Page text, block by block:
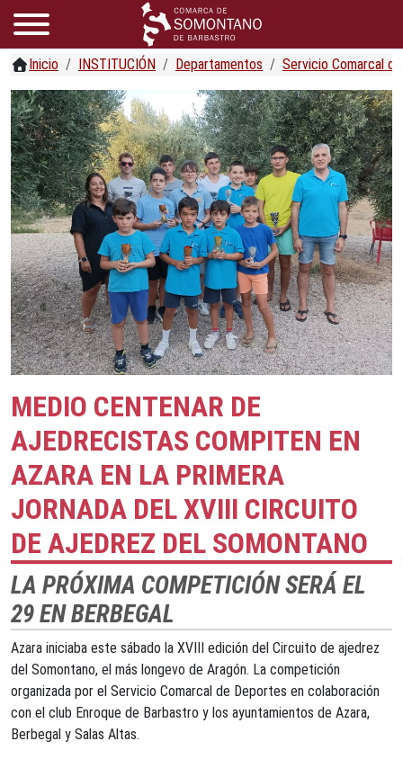
Inicio INSTITUCIÓN Departamentos Servicio Comarcal
MEDIO CENTENAR DE
AJEDRECISTAS COMPITEN EN
AZARA EN LA PRIMERA
JORNADA DEL XVIII CIRCUITO
DE AJEDREZ DEL SOMONTANO
LA PRÓXIMA COMPETICIÓN SERÁ EL
29 EN BERBEGAL
Azara iniciaba este sábado la XVIII edición del Circuito de ajedrez
del Somontano, el más longevo de Aragón. La competición
organizada por el Servicio Comarcal de Deportes en colaboración
con el club Enroque de Barbastro y los ayuntamientos de Azara,
Berbegal y Salas Altas.